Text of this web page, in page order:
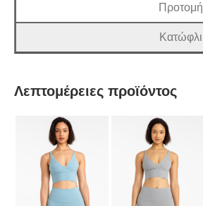
Προτομή
Κατώφλι
Λεπτομέρειες προϊόντος